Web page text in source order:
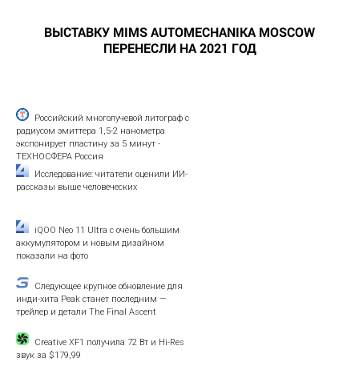
ВЫСТАВКУ MIMS AUTOMECHANIKA MOSCOW
ПЕРЕНЕСЛИ НА 2021 ГОД
Российский многолучевой литограф с
радиусом эмиттера 1,5-2 нанометра
экспонирует пластину за 5 минут -
ТЕХНОСФЕРА Россия
Исследование: читатели оценили ИИ-
рассказы выше человеческих
iQOO Neo 11 Ultra с очень большим
аккумулятором и новым дизайном
показали на фото
Следующее крупное обновление для
инди-хита Peak станет последним —
трейлер и детали The Final Ascent
Creative XF1 получила 72 Вт и Hi-Res
звук за $179,99